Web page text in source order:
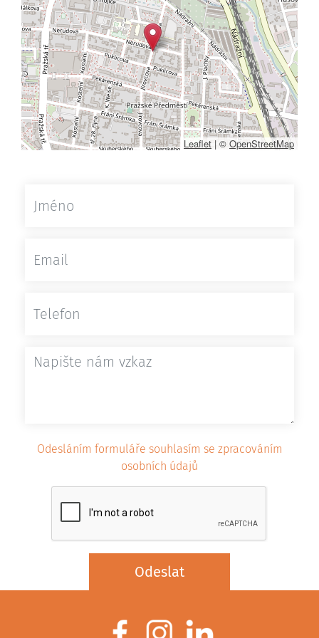
Leaflet | © OpenStreetMap
Odesláním formuláře souhlasím se zpracováním
osobních údajů